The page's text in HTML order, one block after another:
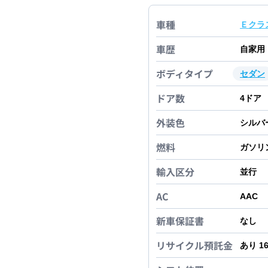
車種 Ｅクラ
車歴 自家用
ボディタイプ セダン
ドア数 4 ドア
外装色 シルバ
燃料 ガソリ
輸入区分 並行
AC AAC
新車保証書 なし
リサイクル預託金 あり